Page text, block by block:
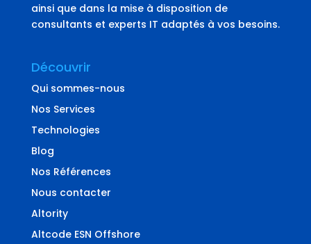
ainsi que dans la mise à disposition de
consultants et experts IT adaptés à vos besoins.
Découvrir
Qui sommes-nous
Nos Services
Technologies
Blog
Nos Références
Nous contacter
Altority
Altcode ESN Offshore